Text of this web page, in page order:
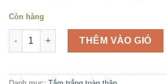
Còn hàng
Số lượng THÊM VÀO GIỎ